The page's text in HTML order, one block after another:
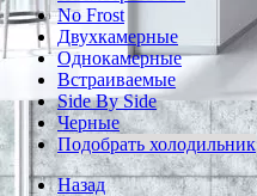
No Frost
Двухкамерные
Однокамерные
Встраиваемые
Side By Side
Черные
Подобрать холодильник
Назад